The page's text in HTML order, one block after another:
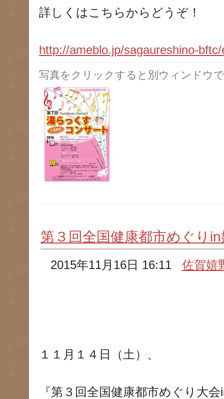
詳しくはこちらからどうぞ！
http://ameblo.jp/sagaureshino-
写真をクリックすると別ウィンドウ
第３回全国健康都市めぐり
2015年11月16日 16:11佐賀嬉
１１月１４日（土）、
『第３回全国健康都市めぐり大